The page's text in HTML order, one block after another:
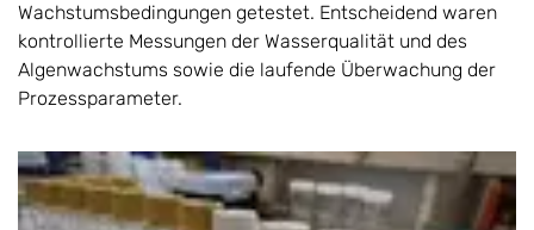
Wachstumsbedingungen getestet. Entscheidend waren
kontrollierte Messungen der Wasserqualität und des
Algenwachstums sowie die laufende Überwachung der
Prozessparameter.